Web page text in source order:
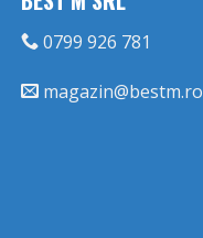
0799 926 781
magazin@bestm.ro